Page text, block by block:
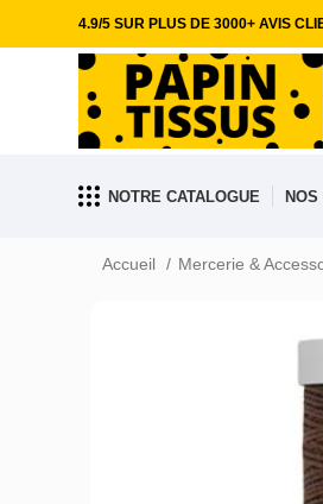
4.9/5 SUR PLUS DE 3000+ AVIS
NOTRE CATALOGUE NOS
Accueil Mercerie &